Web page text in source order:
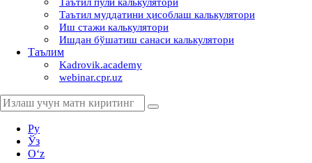
Таътил пули калькулятори
Таътил муддатини ҳисоблаш калькулятори
Иш стажи калькулятори
Ишдан бўшатиш санаси калькулятори
Таълим
Kadrovik.academy
webinar.cpr.uz
Ру
Ўз
Oʻz